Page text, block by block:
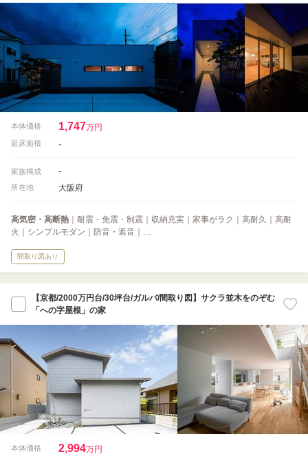
本体価格 1,747万円
延床面積 -
家族構成 -
所在地 大阪府
高気密・高断熱 ｜耐震・免震・制震｜収納充実｜家事がラク｜高耐久｜高耐
火｜シンプルモダン｜防音・遮音｜…
間取り図あり
【京都/2000万円台/30坪台/ガルバ/間取り図】サクラ並木をのぞむ
「への字屋根」の家
本体価格 2,994万円